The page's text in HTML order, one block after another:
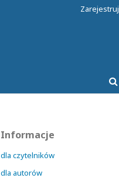
Zarejestruj
Informacje
dla czytelników
dla autorów